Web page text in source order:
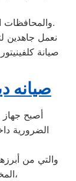
والمحافظات التي بها فروع لكنها ذات كثافة سكانية عالية.
نعمل جاهدين
صيانة
صيانه
الضرورية
والتي من
المختلفة، وبالرغم من مميزاته العديدة،